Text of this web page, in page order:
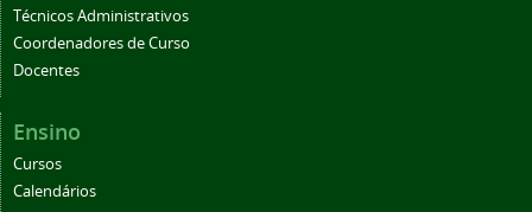
Técnicos Administrativos
Coordenadores de Curso
Docentes
Ensino
Cursos
Calendários